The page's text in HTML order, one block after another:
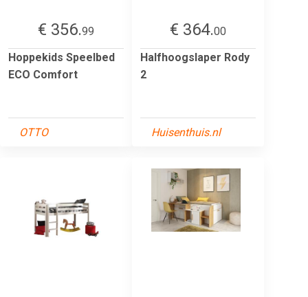
€ 356.99
Hoppekids Speelbed
ECO Comfort
OTTO
€ 364.00
Halfhoogslaper Rody
2
Huisenthuis.nl